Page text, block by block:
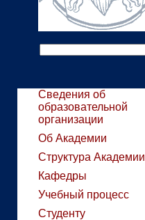
Сведения об
образовательной
организации
Об Академии
Структура Академии
Кафедры
Учебный процесс
Студенту